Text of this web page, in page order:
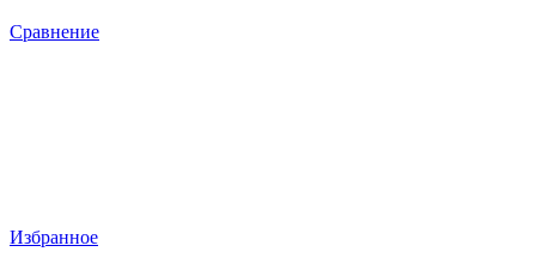
Сравнение
Избранное